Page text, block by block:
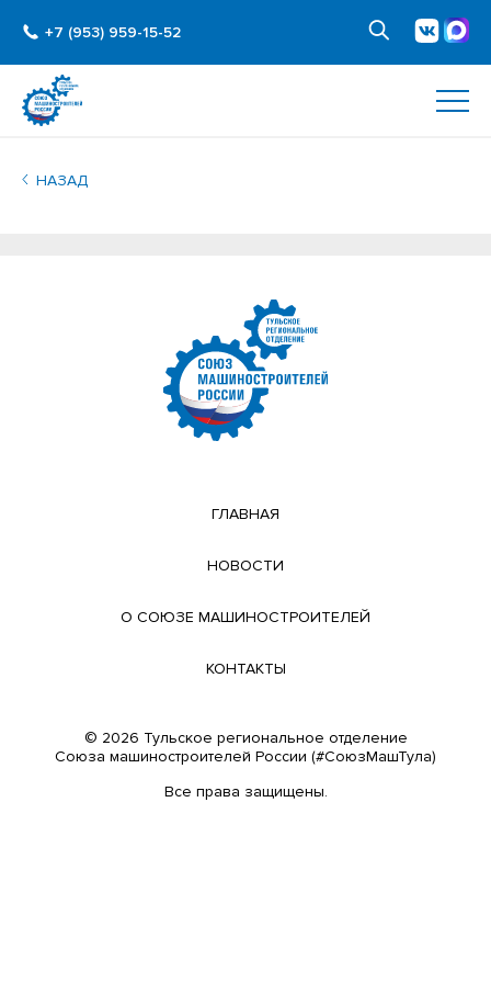
+7 (953) 959-15-52
НАЗАД
ГЛАВНАЯ
НОВОСТИ
О СОЮЗЕ МАШИНОСТРОИТЕЛЕЙ
КОНТАКТЫ
© 2026 Тульское региональное отделение
Cоюза машиностроителей России (#СоюзМашТула)
Все права защищены.